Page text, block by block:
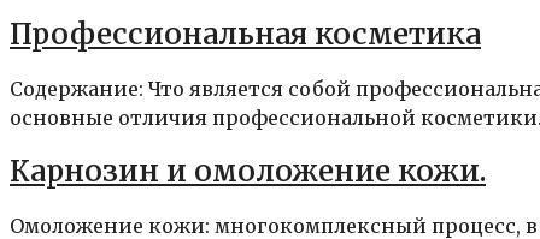
Профессиональная косметика
Содержание: Что является собой
основные отличия профессиональной
Карнозин и омоложение кожи.
Омоложение кожи: многокомплексный процесс,